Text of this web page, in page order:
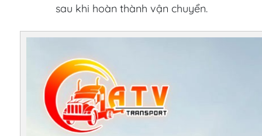
sau khi hoàn thành vận chuyển.